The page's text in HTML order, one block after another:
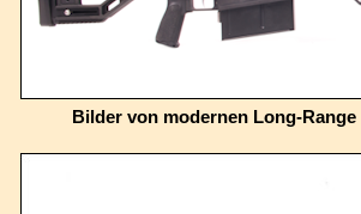
Bilder von modernen Long-